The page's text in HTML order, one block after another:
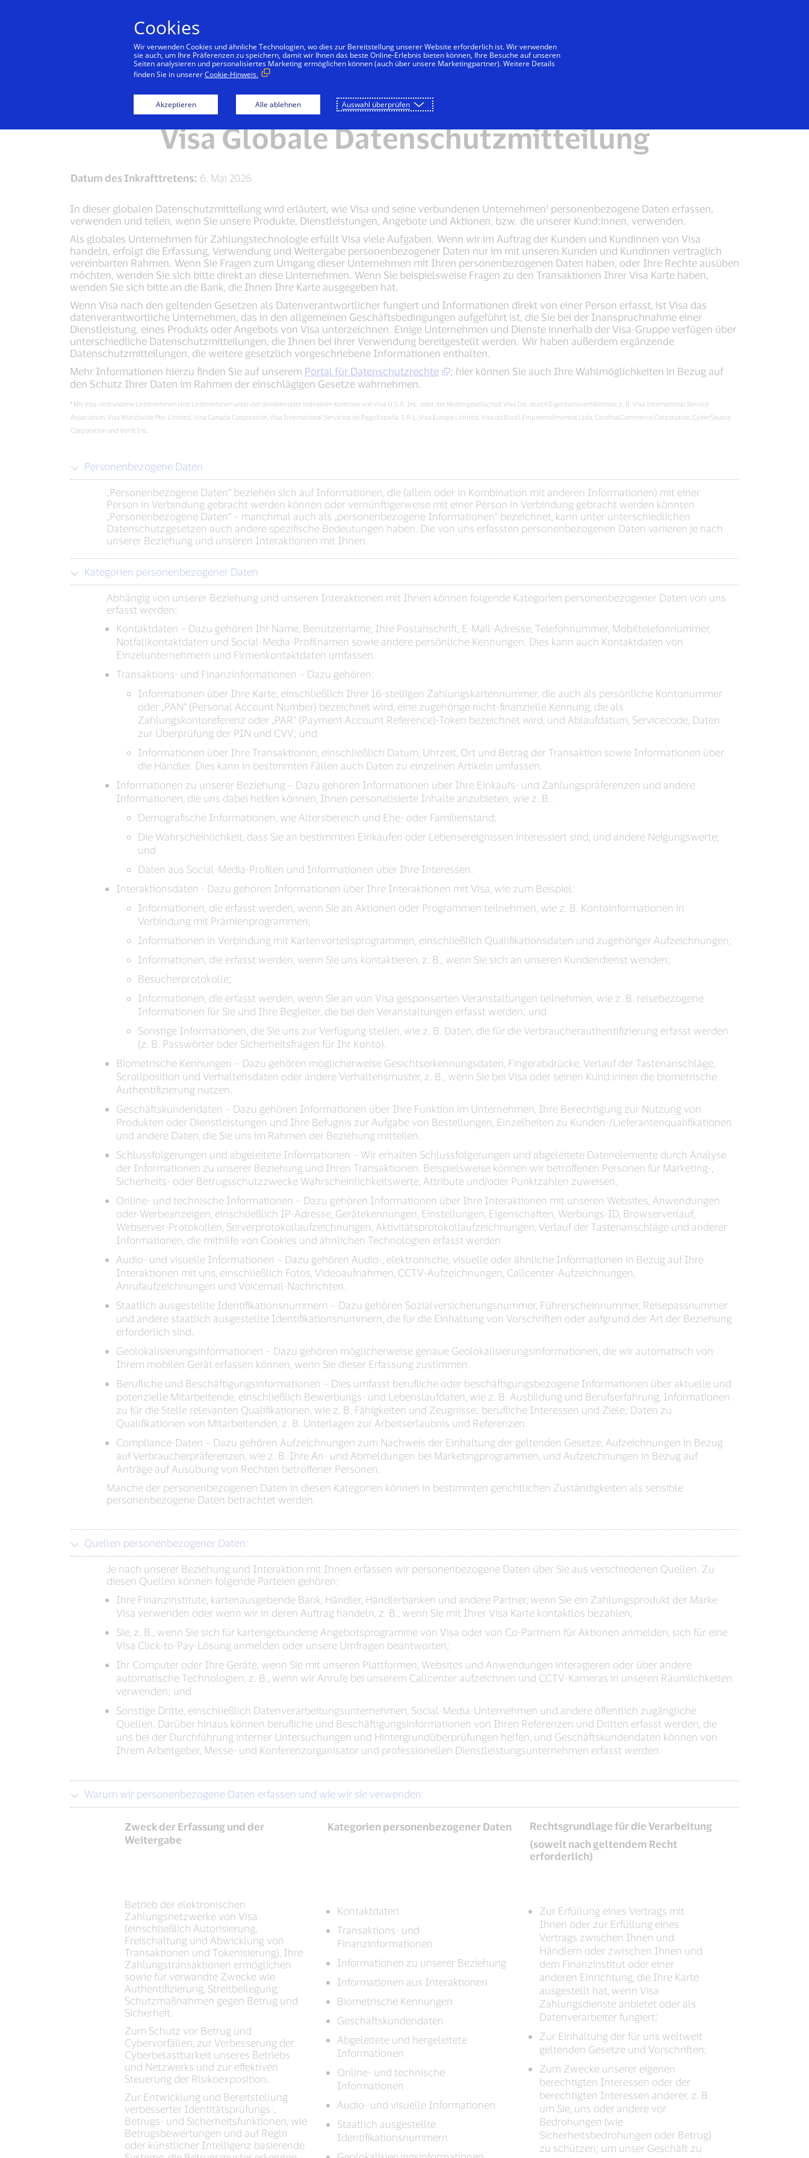
Visa Globale Datenschutzmitteilung
Datum des Inkrafttretens: 6. Mai 2026
In dieser globalen Datenschutzmitteilung wird erläutert, wie Visa und seine verbundenen Unternehmen¹ personenbezogene Daten erfassen,
verwenden und teilen, wenn Sie unsere Produkte, Dienstleistungen, Angebote und Aktionen, bzw. die unserer Kund:innen, verwenden.
Als globales Unternehmen für Zahlungstechnologie erfüllt Visa viele Aufgaben. Wenn wir im Auftrag der Kunden und Kundinnen von Visa
handeln, erfolgt die Erfassung, Verwendung und Weitergabe personenbezogener Daten nur im mit unseren Kunden und Kundinnen vertraglich
vereinbarten Rahmen. Wenn Sie Fragen zum Umgang dieser Unternehmen mit Ihren personenbezogenen Daten haben, oder Ihre Rechte ausüben
möchten, wenden Sie sich bitte direkt an diese Unternehmen. Wenn Sie beispielsweise Fragen zu den Transaktionen Ihrer Visa Karte haben,
wenden Sie sich bitte an die Bank, die Ihnen Ihre Karte ausgegeben hat.
Wenn Visa nach den geltenden Gesetzen als Datenverantwortlicher fungiert und Informationen direkt von einer Person erfasst, ist Visa das
datenverantwortliche Unternehmen, das in den allgemeinen Geschäftsbedingungen aufgeführt ist, die Sie bei der Inanspruchnahme einer
Dienstleistung, eines Produkts oder Angebots von Visa unterzeichnen. Einige Unternehmen und Dienste innerhalb der Visa-Gruppe verfügen über
unterschiedliche Datenschutzmitteilungen, die Ihnen bei ihrer Verwendung bereitgestellt werden. Wir haben außerdem ergänzende
Datenschutzmitteilungen, die weitere gesetzlich vorgeschriebene Informationen enthalten.
Mehr Informationen hierzu finden Sie auf unserem Portal für Datenschutzrechte
; hier können Sie auch Ihre Wahlmöglichkeiten in Bezug auf
den Schutz Ihrer Daten im Rahmen der einschlägigen Gesetze wahrnehmen.
¹ Mit Visa verbundene Unternehmen sind Unternehmen unter der direkten oder indirekten Kontrolle von Visa U.S.A. Inc. oder der Muttergesellschaft Visa Inc. durch Eigentumsverhältnisse, z. B. Visa International Service
Association, Visa Worldwide Pte. Limited, Visa Canada Corporation, Visa International Servicios de Pago España, S.R.L.,Visa Europe Limited, Visa do Brasil Empreendimentos Ltda, CardinalCommerce Corporation, CyberSource
Corporation und Verifi, Inc.
Personenbezogene Daten
„Personenbezogene Daten“ beziehen sich auf Informationen, die (allein oder in Kombination mit anderen Informationen) mit einer
Person in Verbindung gebracht werden können oder vernünftigerweise mit einer Person in Verbindung gebracht werden könnten
„Personenbezogene Daten“ – manchmal auch als „personenbezogene Informationen“ bezeichnet, kann unter unterschiedlichen
Datenschutzgesetzen auch andere spezifische Bedeutungen haben. Die von uns erfassten personenbezogenen Daten variieren je nach
unserer Beziehung und unseren Interaktionen mit Ihnen.
Kategorien personenbezogener Daten
Abhängig von unserer Beziehung und unseren Interaktionen mit Ihnen können folgende Kategorien personenbezogener Daten von uns
erfasst werden:
Kontaktdaten – Dazu gehören Ihr Name, Benutzername, Ihre Postanschrift, E-Mail-Adresse, Telefonnummer, Mobiltelefonnummer,
Notfallkontaktdaten und Social-Media-Profilnamen sowie andere persönliche Kennungen. Dies kann auch Kontaktdaten von
Einzelunternehmern und Firmenkontaktdaten umfassen.
Transaktions- und Finanzinformationen – Dazu gehören:
Informationen über Ihre Karte, einschließlich Ihrer 16-stelligen Zahlungskartennummer, die auch als persönliche Kontonummer
oder „PAN“ (Personal Account Number) bezeichnet wird, eine zugehörige nicht-finanzielle Kennung, die als
Zahlungskontoreferenz oder „PAR“ (Payment Account Reference)-Token bezeichnet wird, und Ablaufdatum, Servicecode, Daten
zur Überprüfung der PIN und CVV; und
Informationen über Ihre Transaktionen, einschließlich Datum, Uhrzeit, Ort und Betrag der Transaktion sowie Informationen über
die Händler. Dies kann in bestimmten Fällen auch Daten zu einzelnen Artikeln umfassen.
Informationen zu unserer Beziehung – Dazu gehören Informationen über Ihre Einkaufs- und Zahlungspräferenzen und andere
Informationen, die uns dabei helfen können, Ihnen personalisierte Inhalte anzubieten, wie z. B.:
Demografische Informationen, wie Altersbereich und Ehe- oder Familienstand;
Die Wahrscheinlichkeit, dass Sie an bestimmten Einkäufen oder Lebensereignissen interessiert sind, und andere Neigungswerte;
und
Daten aus Social-Media-Profilen und Informationen über Ihre Interessen.
Interaktionsdaten - Dazu gehören Informationen über Ihre Interaktionen mit Visa, wie zum Beispiel:
Informationen, die erfasst werden, wenn Sie an Aktionen oder Programmen teilnehmen, wie z. B. Kontoinformationen in
Verbindung mit Prämienprogrammen;
Informationen in Verbindung mit Kartenvorteilsprogrammen, einschließlich Qualifikationsdaten und zugehöriger Aufzeichnungen;
Informationen, die erfasst werden, wenn Sie uns kontaktieren, z. B., wenn Sie sich an unseren Kundendienst wenden;
Besucherprotokolle;
Informationen, die erfasst werden, wenn Sie an von Visa gesponserten Veranstaltungen teilnehmen, wie z. B. reisebezogene
Informationen für Sie und Ihre Begleiter, die bei den Veranstaltungen erfasst werden; und
Sonstige Informationen, die Sie uns zur Verfügung stellen, wie z. B. Daten, die für die Verbraucherauthentifizierung erfasst werden
(z. B. Passwörter oder Sicherheitsfragen für Ihr Konto).
Biometrische Kennungen – Dazu gehören möglicherweise Gesichtserkennungsdaten, Fingerabdrücke, Verlauf der Tastenanschläge,
Scrollposition und Verhaltensdaten oder andere Verhaltensmuster, z. B., wenn Sie bei Visa oder seinen Kund:innen die biometrische
Authentifizierung nutzen.
Geschäftskundendaten – Dazu gehören Informationen über Ihre Funktion im Unternehmen, Ihre Berechtigung zur Nutzung von
Produkten oder Dienstleistungen und Ihre Befugnis zur Aufgabe von Bestellungen, Einzelheiten zu Kunden-/Lieferantenqualifikationen
und andere Daten, die Sie uns im Rahmen der Beziehung mitteilen.
Schlussfolgerungen und abgeleitete Informationen – Wir erhalten Schlussfolgerungen und abgeleitete Datenelemente durch Analyse
der Informationen zu unserer Beziehung und Ihren Transaktionen. Beispielsweise können wir betroffenen Personen für Marketing-,
Sicherheits- oder Betrugsschutzzwecke Wahrscheinlichkeitswerte, Attribute und/oder Punktzahlen zuweisen.
Online- und technische Informationen – Dazu gehören Informationen über Ihre Interaktionen mit unseren Websites, Anwendungen
oder Werbeanzeigen, einschließlich IP-Adresse, Gerätekennungen, Einstellungen, Eigenschaften, Werbungs-ID, Browserverlauf,
Webserver-Protokollen, Serverprotokollaufzeichnungen, Aktivitätsprotokollaufzeichnungen, Verlauf der Tastenanschläge und anderer
Informationen, die mithilfe von Cookies und ähnlichen Technologien erfasst werden.
Audio- und visuelle Informationen – Dazu gehören Audio-, elektronische, visuelle oder ähnliche Informationen in Bezug auf Ihre
Interaktionen mit uns, einschließlich Fotos, Videoaufnahmen, CCTV-Aufzeichnungen, Callcenter-Aufzeichnungen,
Anrufaufzeichnungen und Voicemail-Nachrichten.
Staatlich ausgestellte Identifikationsnummern – Dazu gehören Sozialversicherungsnummer, Führerscheinnummer, Reisepassnummer
und andere staatlich ausgestellte Identifikationsnummern, die für die Einhaltung von Vorschriften oder aufgrund der Art der Beziehung
erforderlich sind.
Geolokalisierungsinformationen – Dazu gehören möglicherweise genaue Geolokalisierungsinformationen, die wir automatisch von
Ihrem mobilen Gerät erfassen können, wenn Sie dieser Erfassung zustimmen.
Berufliche und Beschäftigungsinformationen – Dies umfasst berufliche oder beschäftigungsbezogene Informationen über aktuelle und
potenzielle Mitarbeitende, einschließlich Bewerbungs- und Lebenslaufdaten, wie z. B. Ausbildung und Berufserfahrung, Informationen
zu für die Stelle relevanten Qualifikationen, wie z. B. Fähigkeiten und Zeugnisse; berufliche Interessen und Ziele; Daten zu
Qualifikationen von Mitarbeitenden, z. B. Unterlagen zur Arbeitserlaubnis und Referenzen.
Compliance-Daten – Dazu gehören Aufzeichnungen zum Nachweis der Einhaltung der geltenden Gesetze, Aufzeichnungen in Bezug
auf Verbraucherpräferenzen, wie z. B. Ihre An- und Abmeldungen bei Marketingprogrammen, und Aufzeichnungen in Bezug auf
Anträge auf Ausübung von Rechten betroffener Personen.
Manche der personenbezogenen Daten in diesen Kategorien können in bestimmten gerichtlichen Zuständigkeiten als sensible
personenbezogene Daten betrachtet werden.
Quellen personenbezogener Daten:
Je nach unserer Beziehung und Interaktion mit Ihnen erfassen wir personenbezogene Daten über Sie aus verschiedenen Quellen. Zu
diesen Quellen können folgende Parteien gehören:
Ihre Finanzinstitute, kartenausgebende Bank, Händler, Händlerbanken und andere Partner, wenn Sie ein Zahlungsprodukt der Marke
Visa verwenden oder wenn wir in deren Auftrag handeln, z. B., wenn Sie mit Ihrer Visa Karte kontaktlos bezahlen;
Sie, z. B., wenn Sie sich für kartengebundene Angebotsprogramme von Visa oder von Co-Partnern für Aktionen anmelden, sich für eine
Visa Click-to-Pay-Lösung anmelden oder unsere Umfragen beantworten;
Ihr Computer oder Ihre Geräte, wenn Sie mit unseren Plattformen, Websites und Anwendungen interagieren oder über andere
automatische Technologien, z. B., wenn wir Anrufe bei unserem Callcenter aufzeichnen und CCTV-Kameras in unseren Räumlichkeiten
verwenden; und
Sonstige Dritte, einschließlich Datenverarbeitungsunternehmen, Social-Media-Unternehmen und andere öffentlich zugängliche
Quellen. Darüber hinaus können berufliche und Beschäftigungsinformationen von Ihren Referenzen und Dritten erfasst werden, die
uns bei der Durchführung interner Untersuchungen und Hintergrundüberprüfungen helfen, und Geschäftskundendaten können von
Ihrem Arbeitgeber, Messe- und Konferenzorganisator und professionellen Dienstleistungsunternehmen erfasst werden.
Warum wir personenbezogene Daten erfassen und wie wir sie verwenden:
Zweck der Erfassung und der
Weitergabe
Kategorien personenbezogener Daten
Rechtsgrundlage für die Verarbeitung
(soweit nach geltendem Recht
erforderlich)
Betrieb der elektronischen
Zahlungsnetzwerke von Visa
(einschließlich Autorisierung,
Freischaltung und Abwicklung von
Transaktionen und Tokenisierung), Ihre
Zahlungstransaktionen ermöglichen
sowie für verwandte Zwecke wie
Authentifizierung, Streitbeilegung,
Schutzmaßnahmen gegen Betrug und
Sicherheit.
Zum Schutz vor Betrug und
Cybervorfällen, zur Verbesserung der
Cyberbelastbarkeit unseres Betriebs
und Netzwerks und zur effektiven
Steuerung der Risikoexposition.
Zur Entwicklung und Bereitstellung
verbesserter Identitätsprüfungs-,
Betrugs- und Sicherheitsfunktionen, wie
Betrugsbewertungen und auf Regln
oder künstlicher Intelligenz basierende
Kontaktdaten
Transaktions- und
Finanzinformationen
Informationen zu unserer Beziehung
Informationen aus Interaktionen
Biometrische Kennungen
Geschäftskundendaten
Abgeleitete und hergeleitete
Informationen
Online- und technische
Informationen
Audio- und visuelle Informationen
Staatlich ausgestellte
Identifikationsnummern
Zur Erfüllung eines Vertrags mit
Ihnen oder zur Erfüllung eines
Vertrags zwischen Ihnen und
Händlern oder zwischen Ihnen und
dem Finanzinstitut oder einer
anderen Einrichtung, die Ihre Karte
ausgestellt hat, wenn Visa
Zahlungsdienste anbietet oder als
Datenverarbeiter fungiert;
Zur Einhaltung der für uns weltweit
geltenden Gesetze und Vorschriften;
Zum Zwecke unserer eigenen
berechtigten Interessen oder der
berechtigten Interessen anderer, z. B.
um Sie, uns oder andere vor
Bedrohungen (wie
Sicherheitsbedrohungen oder Betrug)
zu schützen; um unser Geschäft zu
Cookies
Wir verwenden Cookies und ähnliche Technologien, wo dies zur Bereitstellung unserer Website erforderlich ist. Wir verwenden
sie auch, um Ihre Präferenzen zu speichern, damit wir Ihnen das beste Online-Erlebnis bieten können, Ihre Besuche auf unseren
Seiten analysieren und personalisiertes Marketing ermöglichen können (auch über unsere Marketingpartner). Weitere Details
finden Sie in unsererCookie-Hinweis.
Akzeptieren Alle ablehnen Auswahl überprüfen